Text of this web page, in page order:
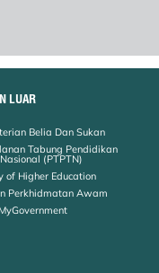
LUAR
Belia Dan Sukan
Tabung Pendidikan
(PTPTN)
of Higher Education
Perkhidmatan Awam